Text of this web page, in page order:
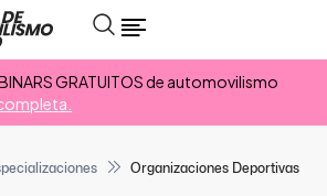
GRATUITOS de automovilismo
Organizaciones Deportivas